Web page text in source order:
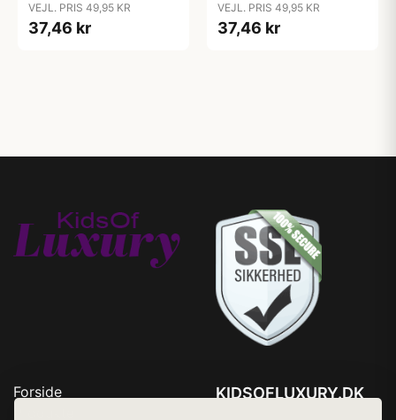
Pink/Coral
VEJL. PRIS 49,95 KR
37,46 kr
Blush/Woodchuck
VEJL. PRIS 49,95 KR
37,46 kr
Forside
KIDSOFLUXURY.DK